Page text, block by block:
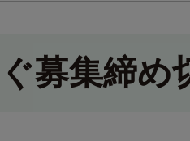
募集締め